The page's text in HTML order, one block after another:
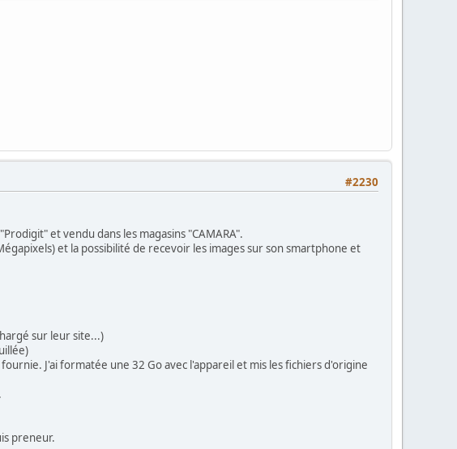
#2230
et vendu dans les magasins "CAMARA".
et la possibilité de recevoir les images sur son smartphone et
sur leur site...)
J'ai formatée une 32 Go avec l'appareil et mis les fichiers d'origine
preneur.